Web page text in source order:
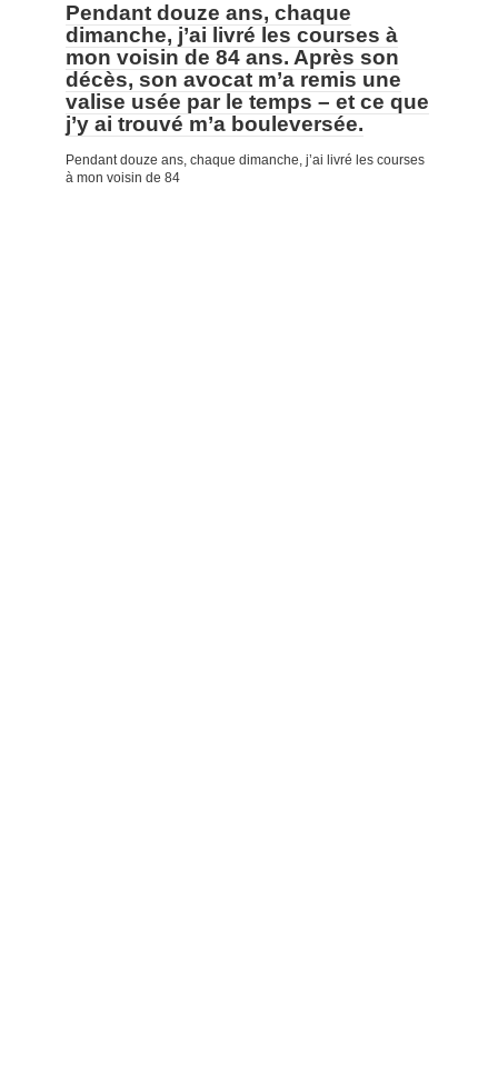
Pendant douze ans, chaque
dimanche, j’ai livré les courses à
mon voisin de 84 ans. Après son
décès, son avocat m’a remis une
valise usée par le temps – et ce que
j’y ai trouvé m’a bouleversée.
Pendant douze ans, chaque dimanche, j’ai livré les courses
à mon voisin de 84